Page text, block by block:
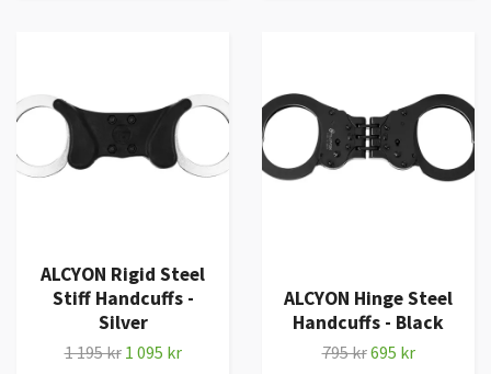
ALCYON Rigid Steel
Stiff Handcuffs -
Silver
1 195 kr 1 095 kr
ALCYON Hinge Steel
Handcuffs - Black
795 kr695 kr